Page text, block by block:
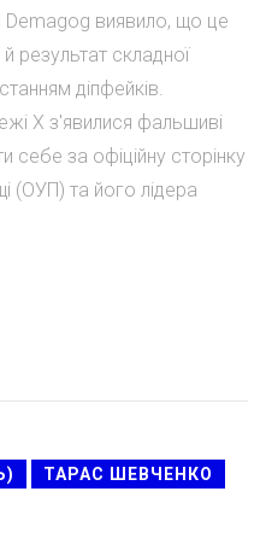
Demagog виявило, що це
результат складної
діпфейків.
X з'явилися фальшиві
себе за офіційну сторінку
(ОУП) та його лідера
ТАРАС ШЕВЧЕНКО